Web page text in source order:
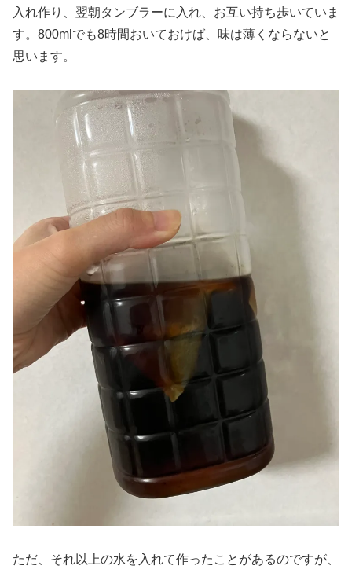
入れ作り、翌朝タンブラーに入れ、お互い持ち歩いていま
す。800mlでも8時間おいておけば、味は薄くならないと
思います。
ただ、それ以上の水を入れて作ったことがあるのですが、